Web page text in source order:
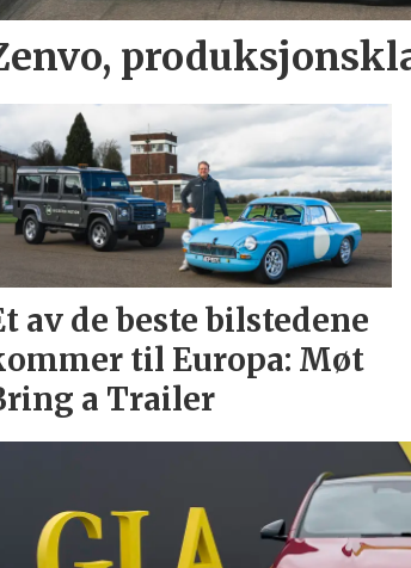
av de beste bilstedene
til Europa: Møt
a Trailer